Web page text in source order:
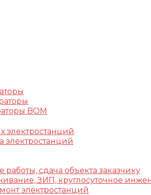
BOM
электростанций
электростанций
сдача объекта заказчику
ЗИП, круглосуточное
электростанций